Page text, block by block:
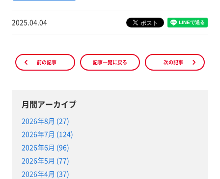
2025.04.04
前の記事 記事一覧に戻る 次の記事
月間アーカイブ
2026年8月 (27)
2026年7月 (124)
2026年6月 (96)
2026年5月 (77)
2026年4月 (37)